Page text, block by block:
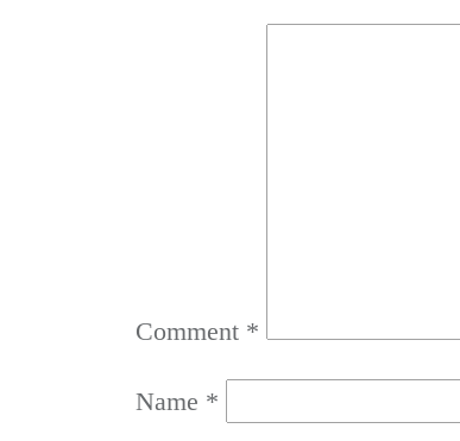
Comment *
Name *